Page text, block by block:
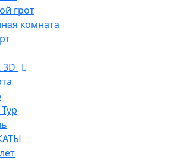
грот
комната